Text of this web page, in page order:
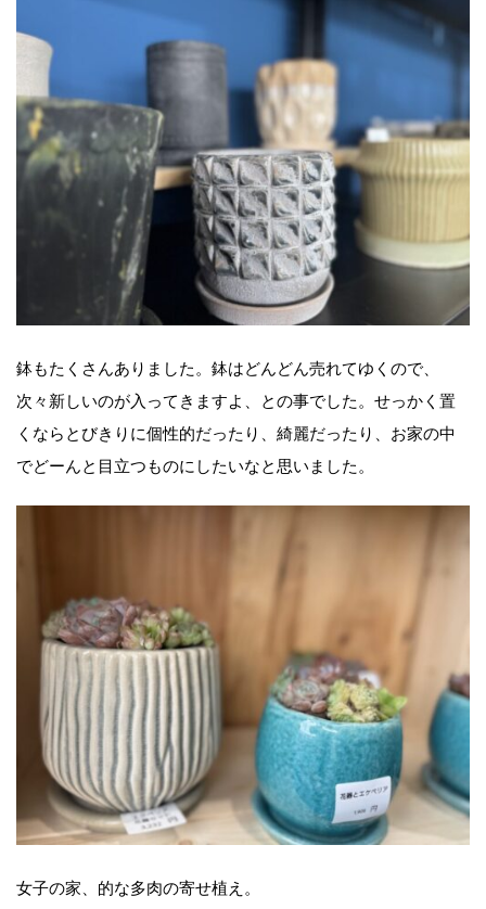
鉢もたくさんありました。鉢はどんどん売れてゆくので、
次々新しいのが入ってきますよ、との事でした。せっかく置
くならとびきりに個性的だったり、綺麗だったり、お家の中
でどーんと目立つものにしたいなと思いました。
女子の家、的な多肉の寄せ植え。